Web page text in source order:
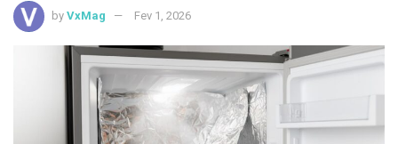
by VxMag Fev 1, 2026